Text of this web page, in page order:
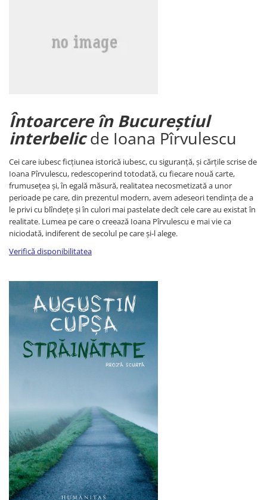
Sociologie, stiinte politice
Dezvoltare spirituala
Ezoterism
Stiinte
Alte stiinte
Astronomie, timp si spatiu
Fizica
Medicina
Întoarcere în Bucureștiul
interbelicde ​Ioana Pîrvulescu
Cei care iubesc ficțiunea istorică iubesc, cu siguranță, și cărțile scrise de
Ioana Pîrvulescu, redescoperind totodată, cu fiecare nouă carte,
frumusețea și, în egală măsură, realitatea necosmetizată a unor
perioade pe care, din prezentul modern, avem adeseori tendința de a
le privi cu blîndețe și în culori mai pastelate decît cele care au existat în
realitate. Lumea pe care o creează Ioana Pîrvulescu e mai vie ca
niciodată, indiferent de secolul pe care și-l alege.
Verifică disponibilitatea